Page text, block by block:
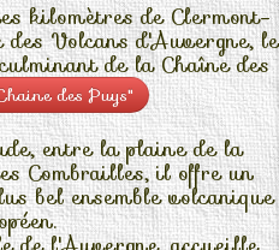
kilomètres de Clermont-
Volcans d'Auvergne, le
de la Chaîne des
des Puys"
entre la plaine de la
Combrailles, il offre un
bel ensemble volcanique